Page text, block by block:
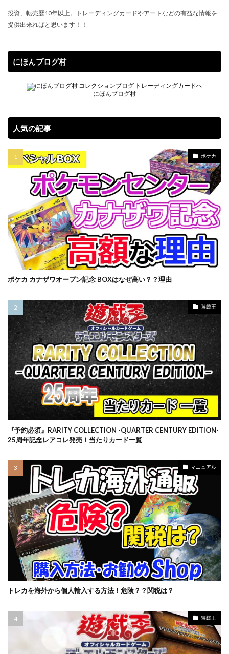
投資、転売歴10年以上。トレーディングカードやアートなどの有益な情報を
提供出来ればと思います！！
にほんブログ村
にほんブログ村
人気の記事
ポケカ
ポケカ カナザワオープン記念 BOXはなぜ高い？？理由
遊戯王
『予約必須』RARITY COLLECTION -QUARTER CENTURY EDITION-
25周年記念レアコレ発売！当たりカード一覧
マニュアル
トレカを海外から個人輸入する方法！危険？？関税は？
遊戯王
VSTARユニバース
Vジャンプ7月号
WORLD PREMIERE PACK 2021
まとめ
アジア限定
アメイジング・ディフェンダーズ
アルセウスV
イーブイズセット
イーブイヒーローズ
ウィッチクラフト
ウルトラシャイニー
ウルトラレア SPECIAL ILLUST Ver.
オシリスの天空竜
オススメスリーブ
オススメ未開封BOX
オススメ遊戯王カード
オベリスクの巨神兵
オリパ販売
オーバーラッシュレア
カイオーガ
カオス・ソルジャー
カナザワオープン記念
カミツレ
カメックス
カントースターター
キバナ
クレイバースト
コトブキヤ
コラボウォッチ
コラボ商品
コンプリートファイル
ゴースツフロムザパスト
ゴーストレア
サイトウ
サイバーストーム アクセス
サーチ済み
ザシアン
ザマゼンタ
シャイニースターV
シャイニートレジャーex
シークレットシャイニーボックス
シール
ジャンボカードコレクション
スカーレット&バイオレット
スカーレットex
スクラッチチャレンジ
スターターデッキ2018
ストリクスヘイヴン:魔法学院
スニーカー投資
スペシャルデッキセット
スペースジャグラー
スリーブ
セイコー ゼニガメ
タイムゲイザー
ダニエルアーシャム
ダンデ
ダークウィング ブラスト
ディメンション・フォース
デュエマ
デュエリストパック
デュエルディスク
デュエルフィールド
デュエル・マスターズ
トリプレットビート
トレカ保管方法
トレカ売買
トレカ専用フリマサイト
トレカ投資
トレカ海外通販
トレーナーカードコレクション
ナンジャモ
ナンジャモセット
ハイクラスパック
ハイプビースト
バイオレットex
バブル
バブル再来